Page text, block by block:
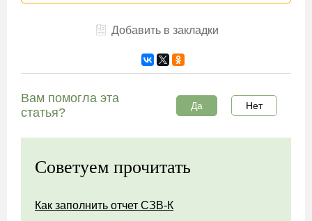
Добавить в закладки
Вам помогла эта
статья?
Да Нет
Советуем прочитать
Как заполнить отчет СЗВ-К